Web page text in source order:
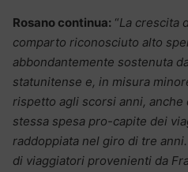
Rosano continua: “La crescita
comparto riconosciuto alto
abbondantemente sostenuta
statunitense e, in misura
rispetto agli scorsi anni, anche
stessa spesa pro-capite dei
raddoppiata nel giro di tre
di viaggiatori provenienti da